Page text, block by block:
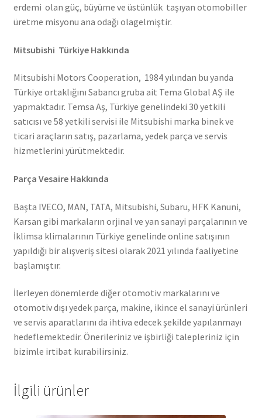
erdemi olan güç, büyüme ve üstünlük taşıyan otomobiller
üretme misyonu ana odağı olagelmiştir.
Mitsubishi Türkiye Hakkında
Mitsubishi Motors Cooperation, 1984 yılından bu yanda
Türkiye ortaklığını Sabancı gruba ait Tema Global AŞ ile
yapmaktadır. Temsa Aş, Türkiye genelindeki 30 yetkili
satıcısı ve 58 yetkili servisi ile Mitsubishi marka binek ve
ticari araçların satış, pazarlama, yedek parça ve servis
hizmetlerini yürütmektedir.
Parça Vesaire Hakkında
Başta IVECO, MAN, TATA, Mitsubishi, Subaru, HFK Kanuni,
Karsan gibi markaların orjinal ve yan sanayi parçalarının ve
İklimsa klimalarının Türkiye genelinde online satışının
yapıldığı bir alışveriş sitesi olarak 2021 yılında faaliyetine
başlamıştır.
İlerleyen dönemlerde diğer otomotiv markalarını ve
otomotiv dışı yedek parça, makine, ikince el sanayi ürünleri
ve servis aparatlarını da ihtiva edecek şekilde yapılanmayı
hedeflemektedir. Önerileriniz ve işbirliği talepleriniz için
bizimle irtibat kurabilirsiniz.
İlgili ürünler